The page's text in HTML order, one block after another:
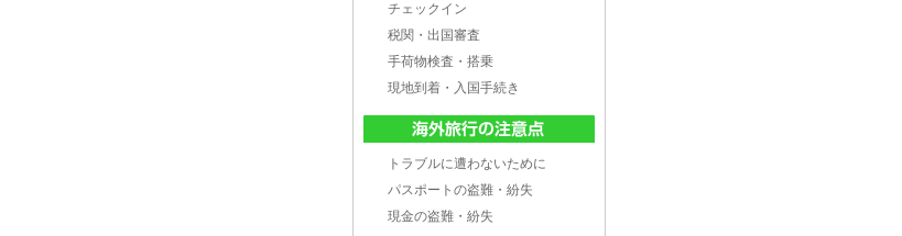
チェックイン
税関・出国審査
手荷物検査・搭乗
現地到着・入国手続き
トラブルに遭わないために
パスポートの盗難・紛失
現金の盗難・紛失